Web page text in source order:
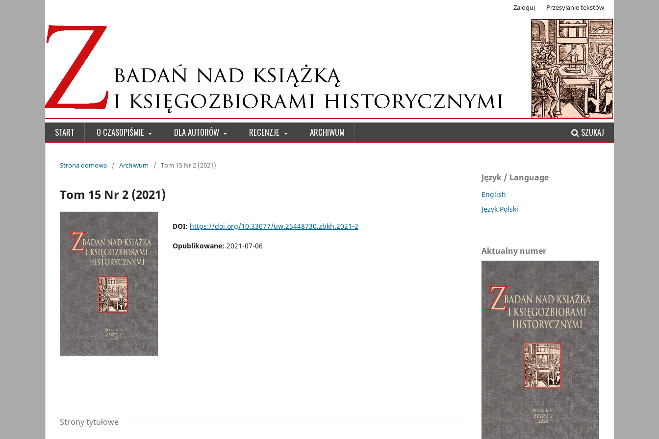
START O CZASOPIŚMIE DLA AUTORÓW RECENZJE ARCHIWUM SZUKAJ
Zaloguj Przesyłanie tekstów
Strona domowa / Archiwum / Tom 15 Nr 2 (2021)
Tom 15 Nr 2 (2021)
DOI: https://doi.org/10.33077/uw.25448730.zbkh.2021-2
Opublikowane: 2021-07-06
Strony tytułowe
Język / Language
English
Język Polski
Aktualny numer